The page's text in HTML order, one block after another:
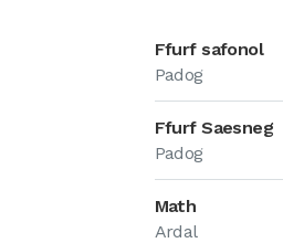
Ffurf safonol
Padog
Ffurf Saesneg
Padog
Math
Ardal